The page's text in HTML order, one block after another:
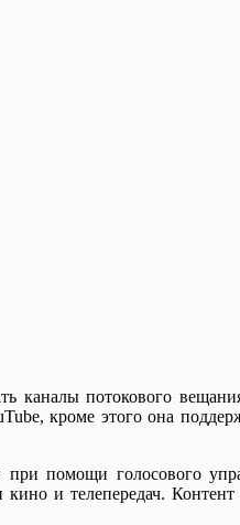
каналы потокового
кроме этого она
помощи голосового
кино и телепередач.